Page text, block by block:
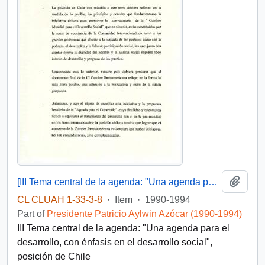
[III Tema central de la agenda: "Una agenda para el desarrollo, con énfasis en el desarrollo social"]
CL CLUAH 1-33-3-8 · Item · 1990-1994
Part of Presidente Patricio Aylwin Azócar (1990-1994)
III Tema central de la agenda: "Una agenda para el
desarrollo, con énfasis en el desarrollo social",
posición de Chile